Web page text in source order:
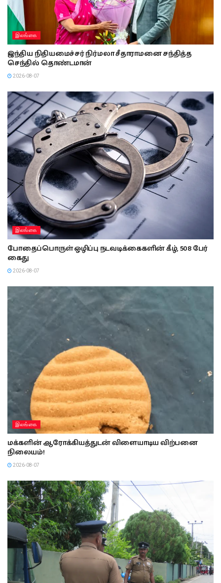
இலங்கை
இந்திய நிதியமைச்சர் நிர்மலா சீதாராமனை சந்தித்த
செந்தில் தொண்டமான்
2026-08-07
இலங்கை
போதைப்பொருள் ஒழிப்பு நடவடிக்கைகளின் கீழ், 508 பேர்
கைது
2026-08-07
இலங்கை
மக்களின் ஆரோக்கியத்துடன் விளையாடிய விற்பனை
நிலையம்!
2026-08-07